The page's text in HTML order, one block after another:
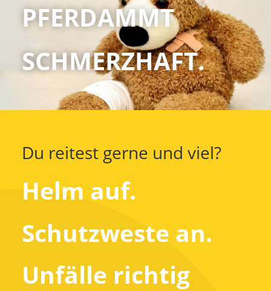
PFERDAMMT
SCHMERZHAFT.
Du reitest gerne und viel?
Helm auf.
Schutzweste an.
Unfälle richtig